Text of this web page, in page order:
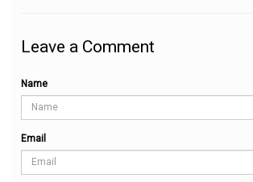
Leave a Comment
Name
Email